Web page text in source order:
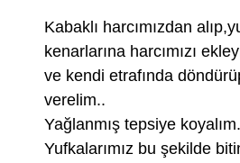
Kabaklı harcımızdan
kenarlarına harcımızı
ve kendi etrafında
verelim..
Yağlanmış tepsiye
Yufkalarımız bu şekilde